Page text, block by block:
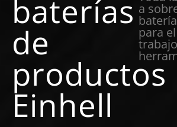
baterías
de
productos
Einhell
a
para